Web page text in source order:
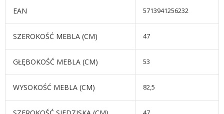
EAN 5713941256232
SZEROKOŚĆ MEBLA (CM) 47
GŁĘBOKOŚĆ MEBLA (CM) 53
WYSOKOŚĆ MEBLA (CM) 82,5